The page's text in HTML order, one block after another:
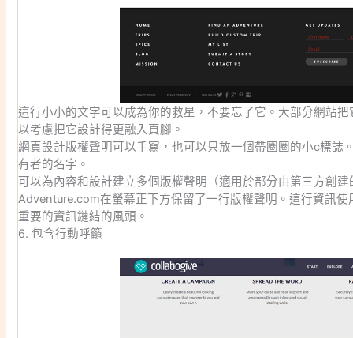
這行小小的文字可以成為你的救星，不要忘了它。大部分網站
以考慮把它設計得更融入頁腳。
網頁設計版權聲明可以手寫，也可以只放一個帶圈圈的小c標誌
有者的名字。
可以為內容和設計建立多個版權聲明（適用於部分由第三方創
Adventure.com在螢幕正下方保留了一行版權聲明。這行資訊
重要的資訊鏈結的風頭。
6. 包含行動呼籲